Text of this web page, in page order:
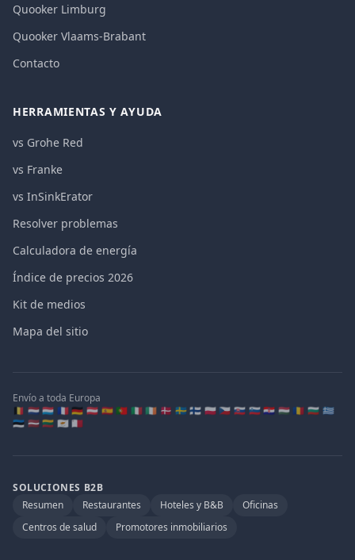
Quooker Limburg
Quooker Vlaams-Brabant
Contacto
HERRAMIENTAS Y AYUDA
vs Grohe Red
vs Franke
vs InSinkErator
Resolver problemas
Calculadora de energía
Índice de precios 2026
Kit de medios
Mapa del sitio
Envío a toda Europa
🇧🇪 🇳🇱 🇱🇺 🇫🇷 🇩🇪 🇦🇹 🇪🇸 🇵🇹 🇮🇹 🇮🇪 🇩🇰 🇸🇪 🇫🇮 🇵🇱 🇨🇿 🇸🇰 🇸🇮 🇭🇷 🇭🇺 🇷🇴 🇧🇬 🇬🇷
🇪🇪 🇱🇻 🇱🇹 🇨🇾 🇲🇹
SOLUCIONES B2B
Resumen
Restaurantes Hoteles y B&B
Oficinas
Centros de salud
Promotores inmobiliarios